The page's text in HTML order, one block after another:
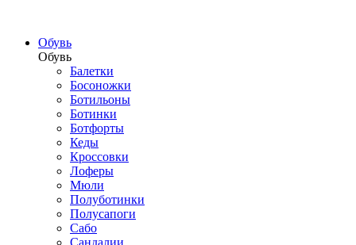
Обувь
Обувь
Балетки
Босоножки
Ботильоны
Ботинки
Ботфорты
Кеды
Кроссовки
Лоферы
Мюли
Полуботинки
Полусапоги
Сабо